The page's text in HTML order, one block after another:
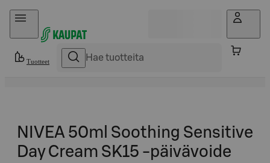
Hyppää sisältöön
Tuotteet
NIVEA 50ml Soothing Sensitive
Day Cream SK15 -päivävoide